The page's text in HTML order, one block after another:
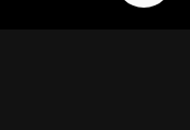
är lämpligt